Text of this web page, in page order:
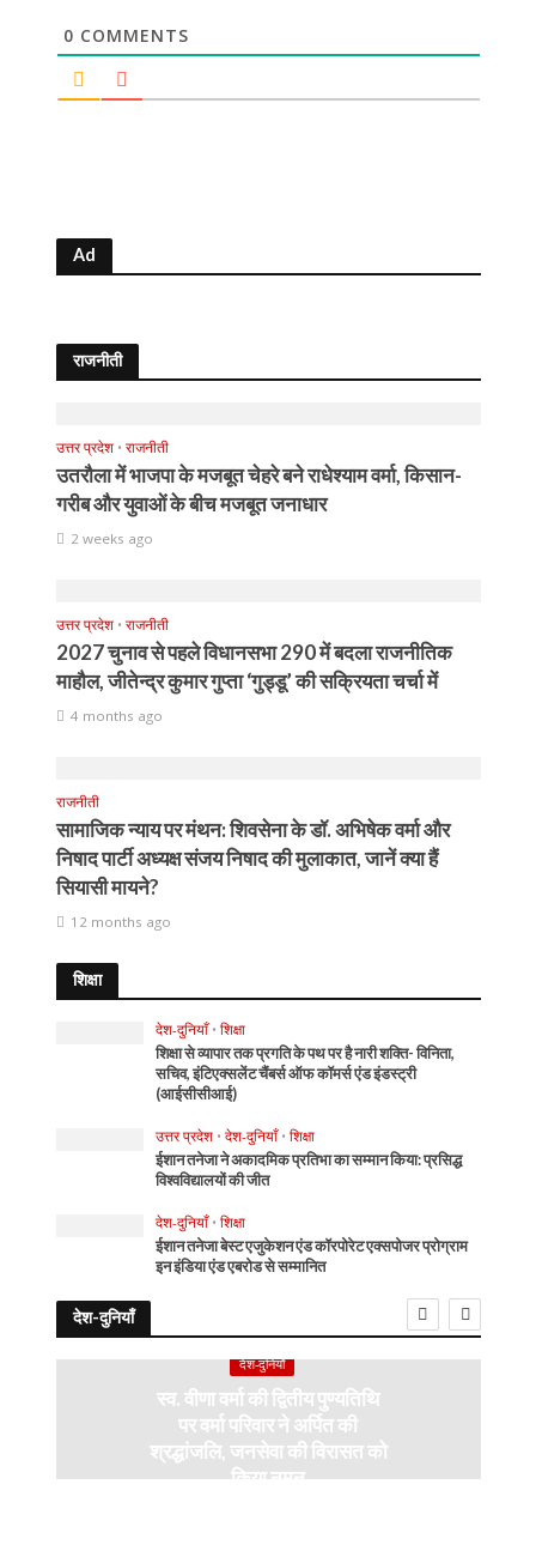
0 COMMENTS
Ad
राजनीती
उत्तर प्रदेश • राजनीती
उतरौला में भाजपा के मजबूत चेहरे बने राधेश्याम वर्मा, किसान-
गरीब और युवाओं के बीच मजबूत जनाधार
2 weeks ago
उत्तर प्रदेश • राजनीती
2027 चुनाव से पहले विधानसभा 290 में बदला राजनीतिक
माहौल, जीतेन्द्र कुमार गुप्ता ‘गुड्डू’ की सक्रियता चर्चा में
4 months ago
राजनीती
सामाजिक न्याय पर मंथन: शिवसेना के डॉ. अभिषेक वर्मा और
निषाद पार्टी अध्यक्ष संजय निषाद की मुलाकात, जानें क्या हैं
सियासी मायने?
12 months ago
शिक्षा
देश-दुनियाँ • शिक्षा
शिक्षा से व्यापार तक प्रगति के पथ पर है नारी शक्ति- विनिता,
सचिव, इंटिएक्सलेंट चैंबर्स ऑफ कॉमर्स एंड इंडस्ट्री
(आईसीसीआई)
उत्तर प्रदेश • देश-दुनियाँ • शिक्षा
ईशान तनेजा ने अकादमिक प्रतिभा का सम्मान किया: प्रसिद्ध
विश्वविद्यालयों की जीत
देश-दुनियाँ • शिक्षा
ईशान तनेजा बेस्ट एजुकेशन एंड कॉरपोरेट एक्सपोजर प्रोग्राम
इन इंडिया एंड एबरोड से सम्मानित
देश-दुनियाँ
देश-दुनियाँ
स्व. वीणा वर्मा की द्वितीय पुण्यतिथि
पर वर्मा परिवार ने अर्पित की
श्रद्धांजलि, जनसेवा की विरासत को
किया नमन